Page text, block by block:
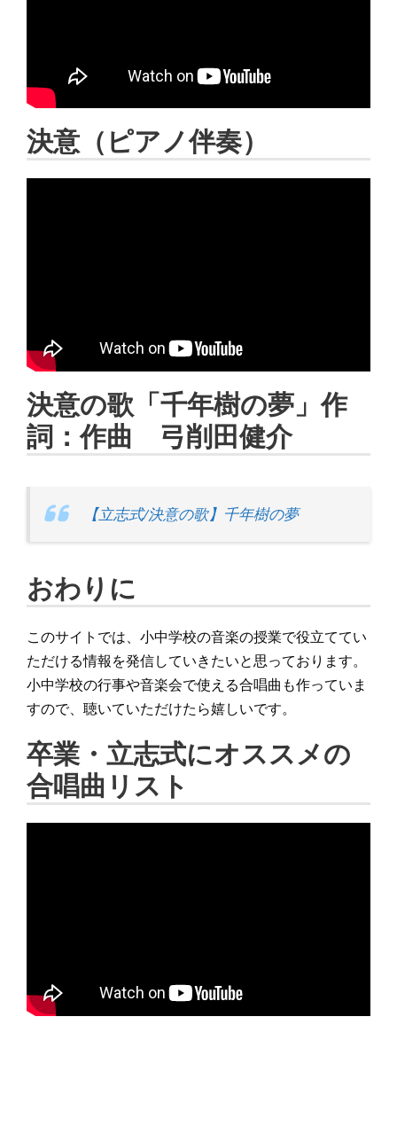
決意（ピアノ伴奏）
決意の歌「千年樹の夢」作
詞：作曲 弓削田健介
【立志式/決意の歌】千年樹の夢
おわりに
このサイトでは、小中学校の音楽の授業で役立ててい
ただける情報を発信していきたいと思っております。
小中学校の行事や音楽会で使える合唱曲も作っていま
すので、聴いていただけたら嬉しいです。
卒業・立志式にオススメの
合唱曲リスト